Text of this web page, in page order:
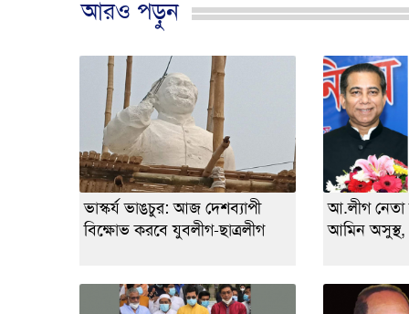
আরও পড়ুন
ভাস্কর্য ভাঙচুর: আজ দেশব্যাপী
বিক্ষোভ করবে যুবলীগ-ছাত্রলীগ
আ.লীগ
আমিন অসুস্থ,